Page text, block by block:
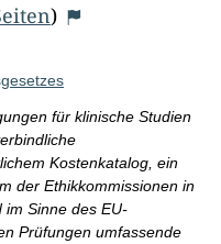
)
für klinische Studien
Kostenkatalog, ein
der Ethikkommissionen in
im Sinne des EU-
Prüfungen umfassende